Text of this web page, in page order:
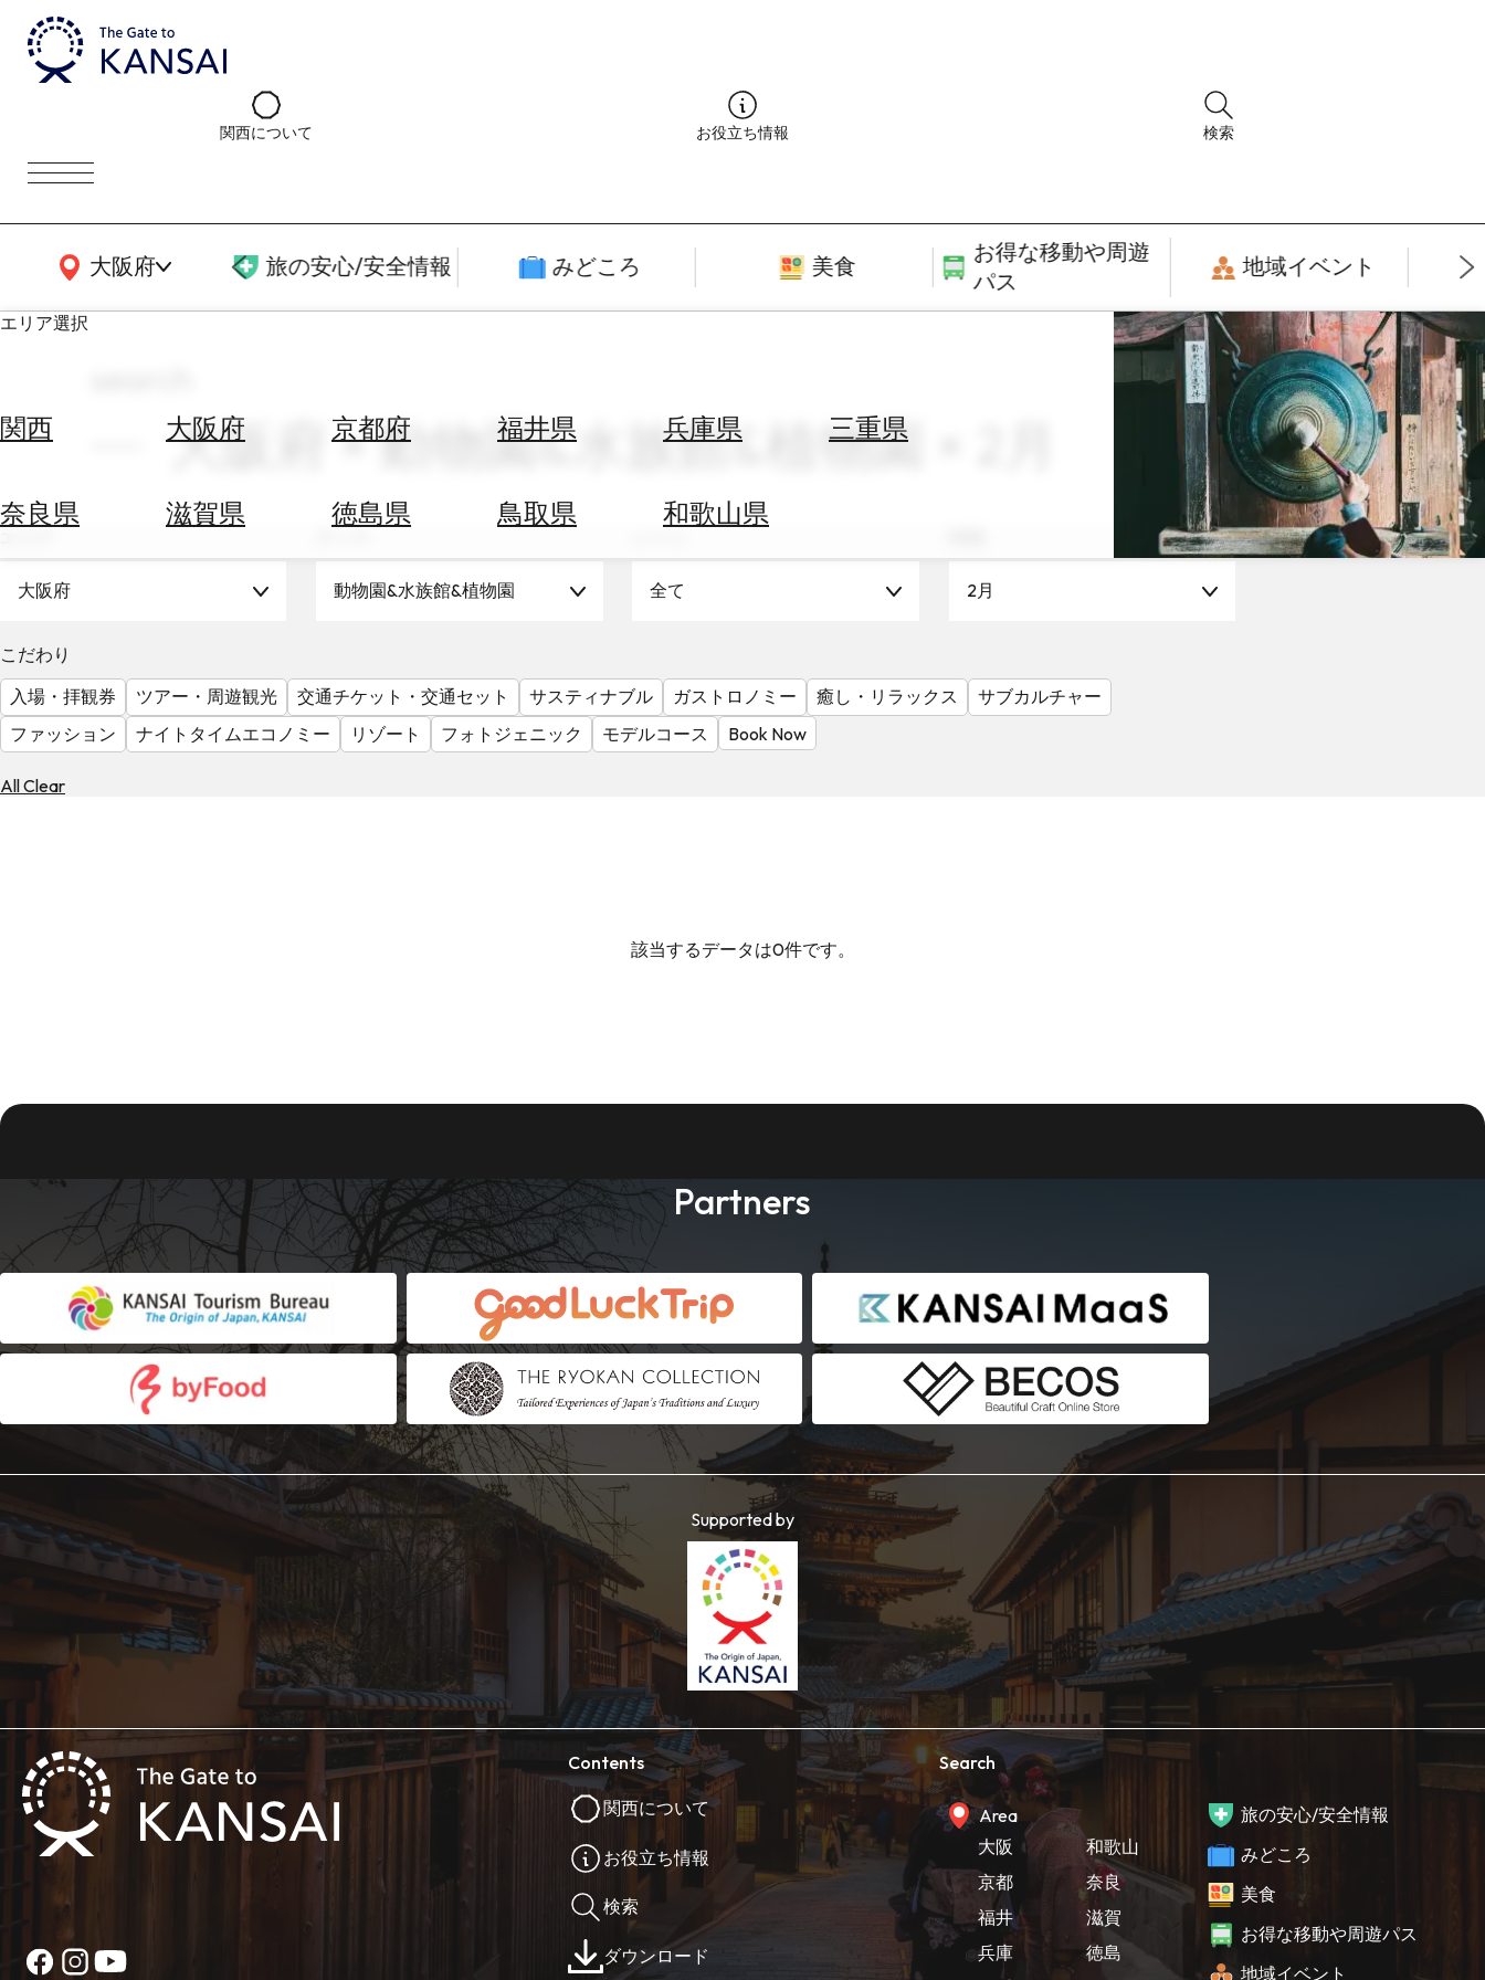
関西について お役立ち情報 検索
大阪府
関西広域MAP 旅の安心/安全情報 みどころ 美食
お得な移動や周遊
パス
地域イベント
エリア選択
関西 大阪府 京都府 福井県 兵庫県 三重県
奈良県 滋賀県 徳島県 鳥取県 和歌山県
ホ
す
替
を
調
べ
天
大阪府 × 動物園&水族館&植物園 × 2月
大阪府 動物園&水族館&植物園 全て 2月
こだわり
入場・拝観券
ツアー・周遊観光 交通チケット・交通セット サスティナブル ガストロノミー 癒し・リラックス
サブカルチャー
ファッション
ナイトタイムエコノミー リゾート フォトジェニック モデルコース Book Now
All Clear
該当するデータは0件です。
Partners
Supported by
Contents
関西について
お役立ち情報
検索
ダウンロード
Search
Area
大阪
京都
福井
兵庫
和歌山
奈良
滋賀
徳島
旅の安心/安全情報
みどころ
美食
お得な移動や周遊パス
地域イベント